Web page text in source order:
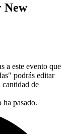
New
a este evento que
podrás editar
cantidad de
ha pasado.